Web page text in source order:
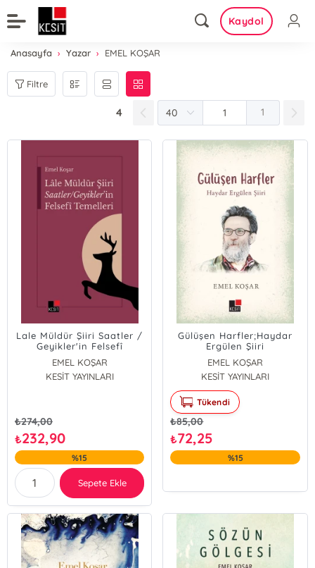
Kaydol
Anasayfa Yazar EMEL KOŞAR
Filtre
4 1
Lale Müldür Şiiri Saatler /
Geyikler'in Felsefî
Temelleri;Geyikler'in
Felsefi Temelleri
EMEL KOŞAR
KESİT YAYINLARI
₺274,00
₺232,90
%15
Sepete Ekle
Gülüşen Harfler;Haydar
Ergülen Şiiri
EMEL KOŞAR
KESİT YAYINLARI
Tükendi
₺85,00
₺72,25
%15